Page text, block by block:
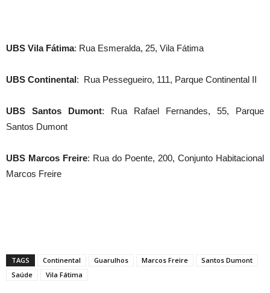
UBS Vila Fátima: Rua Esmeralda, 25, Vila Fátima
UBS Continental: Rua Pessegueiro, 111, Parque Continental II
UBS Santos Dumont: Rua Rafael Fernandes, 55, Parque
Santos Dumont
UBS Marcos Freire: Rua do Poente, 200, Conjunto Habitacional
Marcos Freire
TAGS Continental Guarulhos Marcos Freire
Santos Dumont
Saúde
Vila Fátima